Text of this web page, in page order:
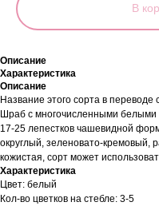
В
Описание
Характеристика
Описание
Название этого сорта в переводе
Шраб с многочисленными
17-25 лепестков чашевидной
округлый, зеленовато-кремовый,
кожистая, сорт может
Характеристика
Цвет: белый
Кол-во цветков на стебле: 3-5